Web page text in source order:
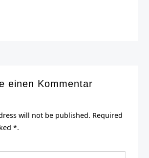
einen Kommentar
will not be published. Required
*.